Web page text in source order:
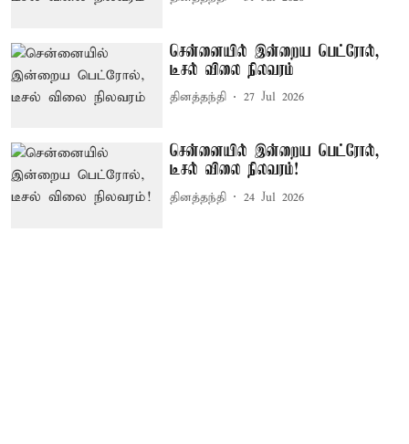
சென்னையில் இன்றைய பெட்ரோல்,
டீசல் விலை நிலவரம்
தினத்தந்தி 27 Jul 2026
சென்னையில் இன்றைய பெட்ரோல்,
டீசல் விலை நிலவரம்!
தினத்தந்தி 24 Jul 2026